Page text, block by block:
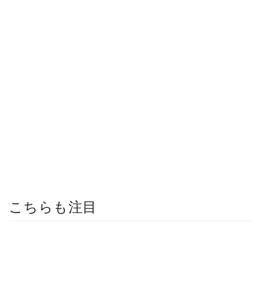
こちらも注目